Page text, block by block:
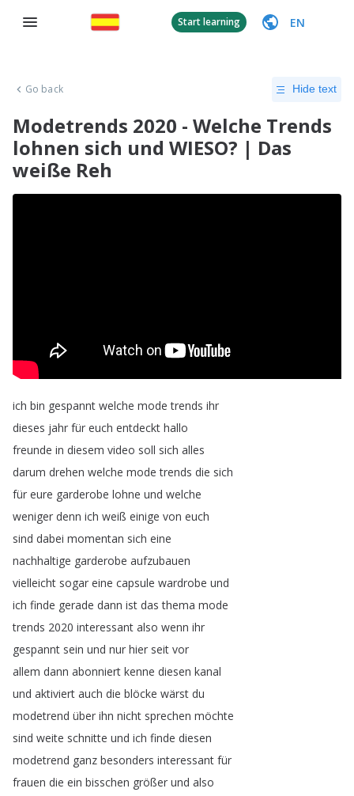
Start learning EN
Go back Hide text
Modetrends 2020 - Welche Trends
lohnen sich und WIESO? | Das
weiße Reh
ich bin gespannt welche mode trends ihr
dieses jahr für euch entdeckt hallo
freunde in diesem video soll sich alles
darum drehen welche mode trends die sich
für eure garderobe lohne und welche
weniger denn ich weiß einige von euch
sind dabei momentan sich eine
nachhaltige garderobe aufzubauen
vielleicht sogar eine capsule wardrobe und
ich finde gerade dann ist das thema mode
trends 2020 interessant also wenn ihr
gespannt sein und nur hier seit vor
allem dann abonniert kenne diesen kanal
und aktiviert auch die blöcke wärst du
modetrend über ihn nicht sprechen möchte
sind weite schnitte und ich finde diesen
modetrend ganz besonders interessant für
frauen die ein bisschen größer und also